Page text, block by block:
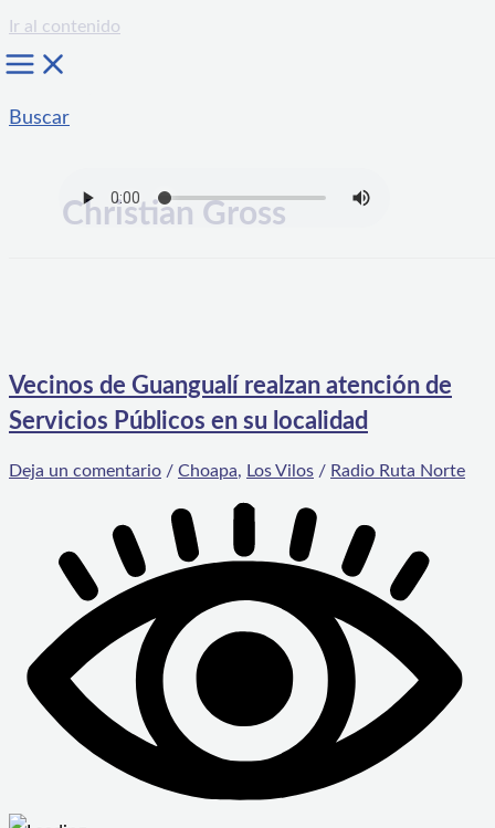
Ir al contenido
Buscar
Christian Gross
Vecinos de Guangualí realzan atención de
Servicios Públicos en su localidad
Deja un comentario / Choapa, Los Vilos / Radio Ruta Norte